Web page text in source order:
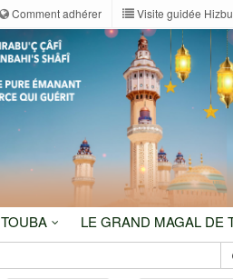
Comment adhérer Visite guidée
TOUBA LE GRAND MAGAL DE